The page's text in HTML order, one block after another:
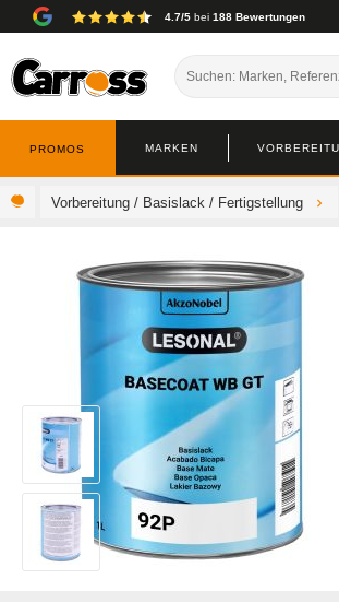
4.7/5 bei 188 Bewertungen
MARKEN
PROMOS
Vorbereitung / Basislack / Fertigstellung